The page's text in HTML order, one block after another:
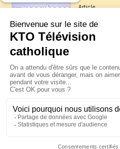
Article
Les
La visite
XIV à
jeudi 6 août
Le pape en
Pérou du 6